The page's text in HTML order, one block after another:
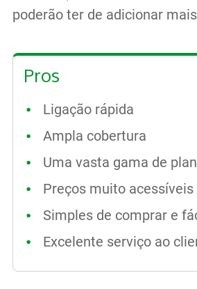
poderão ter de adicionar
Pros
Ligação rápida
Ampla cobertura
Uma vasta gama de
Preços muito acessíveis
Simples de comprar e
Excelente serviço ao